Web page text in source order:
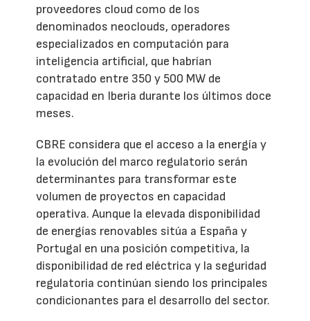
proveedores cloud como de los
denominados neoclouds, operadores
especializados en computación para
inteligencia artificial, que habrían
contratado entre 350 y 500 MW de
capacidad en Iberia durante los últimos doce
meses.
CBRE considera que el acceso a la energía y
la evolución del marco regulatorio serán
determinantes para transformar este
volumen de proyectos en capacidad
operativa. Aunque la elevada disponibilidad
de energías renovables sitúa a España y
Portugal en una posición competitiva, la
disponibilidad de red eléctrica y la seguridad
regulatoria continúan siendo los principales
condicionantes para el desarrollo del sector.